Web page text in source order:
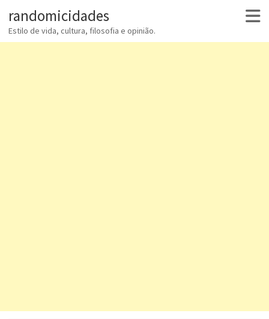
randomicidades
Estilo de vida, cultura, filosofia e opinião.